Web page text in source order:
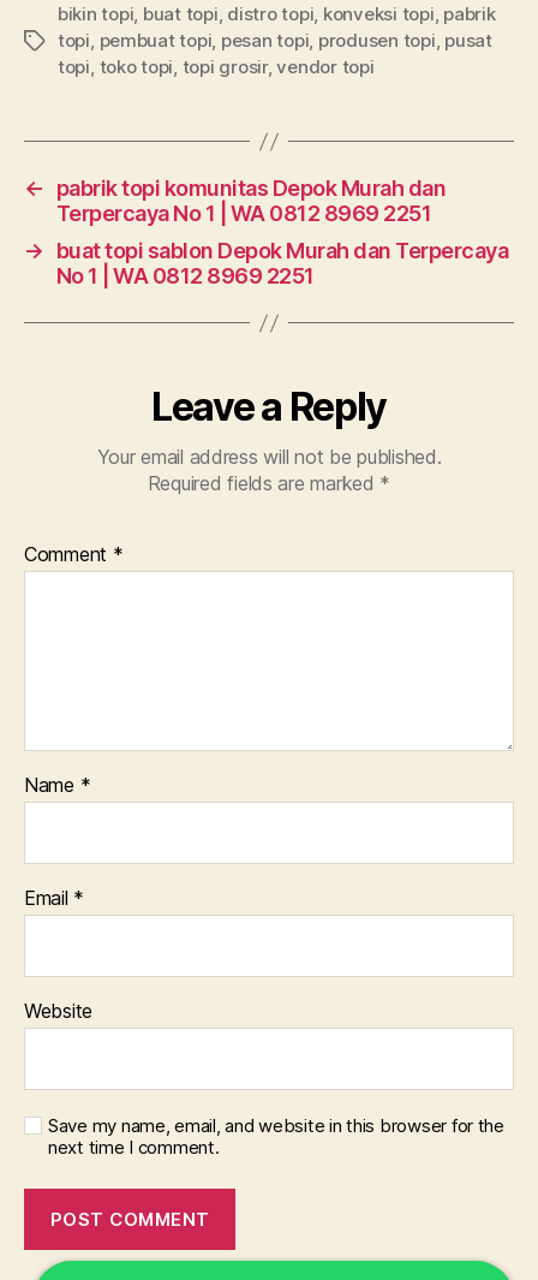
Tags
bikin topi, buat topi, distro topi, konveksi topi, pabrik
topi, pembuat topi, pesan topi, produsen topi, pusat
topi, toko topi, topi grosir,vendor topi
←
pabrik topi komunitas Depok Murah dan
Terpercaya No 1 | WA 0812 8969 2251
→
buat topi sablon Depok Murah dan Terpercaya
No 1 | WA 0812 8969 2251
Leave a Reply
Your email address will not be published.
Required fields are marked *
Comment *
Name *
Email *
Website
Save my name, email, and website in this browser for the
next time I comment.